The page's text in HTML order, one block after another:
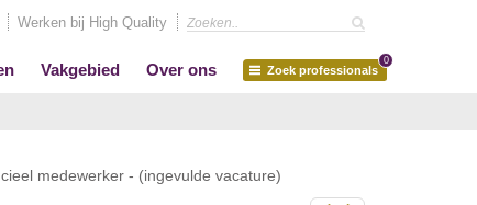
Werken bij High Quality
Vakgebied Over ons Zoek professionals
0
medewerker - (ingevulde vacature)